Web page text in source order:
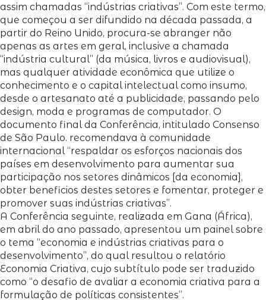
assim chamadas “indústrias criativas”. Com este termo,
que começou a ser difundido na década passada, a
partir do Reino Unido, procura-se abranger não
apenas as artes em geral, inclusive a chamada
“indústria cultural” (da música, livros e audiovisual),
mas qualquer atividade econômica que utilize o
conhecimento e o capital intelectual como insumo,
desde o artesanato até a publicidade, passando pelo
design, moda e programas de computador. O
documento final da Conferência, intitulado Consenso
de São Paulo. recomendava à comunidade
internacional “respaldar os esforços nacionais dos
países em desenvolvimento para aumentar sua
participação nos setores dinâmicos [da economia],
obter beneficios destes setores e fomentar, proteger e
promover suas indústrias criativas”.
A Conferência seguinte, realizada em Gana (África),
em abril do ano passado, apresentou um painel sobre
o tema “economia e indústrias criativas para o
desenvolvimento”, do qual resultou o relatório
Economia Criativa, cujo subtítulo pode ser traduzido
como “o desafio de avaliar a economia criativa para a
formulação de políticas consistentes”.